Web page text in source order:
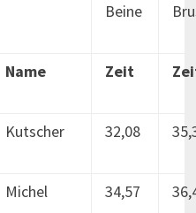
Beine
Name Zeit
Kutscher 32,08
Michel 34,57